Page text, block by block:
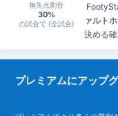
無失点割合
30%
の試合で (全試合)
ァルト
決める
プレミアムにアップ